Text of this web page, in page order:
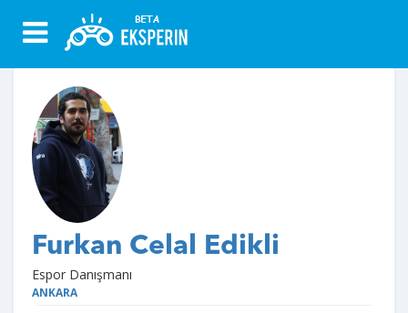
Furkan Celal Edikli
Espor Danışmanı
ANKARA